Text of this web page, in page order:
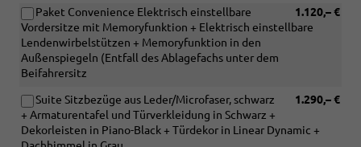
1.120,– €
Paket Convenience Elektrisch einstellbare
Vordersitze mit Memoryfunktion + Elektrisch einstellbare
Lendenwirbelstützen + Memoryfunktion in den
Außenspiegeln (Entfall des Ablagefachs unter dem
Beifahrersitz
1.290,– €
Suite Sitzbezüge aus Leder/Microfaser, schwarz
+ Armaturentafel und Türverkleidung in Schwarz +
Dekorleisten in Piano-Black + Türdekor in Linear Dynamic +